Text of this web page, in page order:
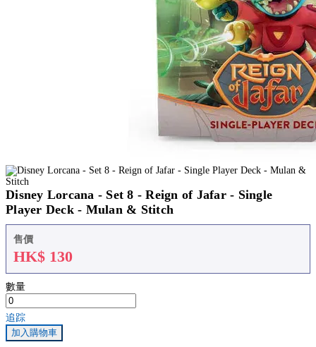
Disney Lorcana - Set 8 - Reign of Jafar - Single
Player Deck - Mulan & Stitch
售價
HK$ 130
數量
追踪
加入購物車